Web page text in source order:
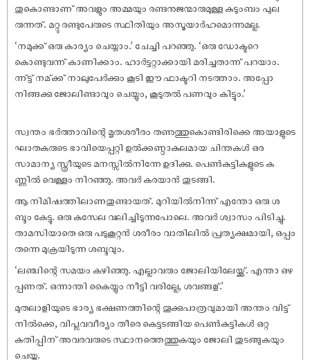
തുകൊണ്ടാണ് അവളും അമ്മയും രണ്ടനുജന്മാരുമുള്ള കുടുംബം പുല
രുന്നത്. മറ്റു രണ്ടുപേരുടെ സ്ഥിതിയും അസൂയാർഹമൊന്നുമല്ല.
‘നമുക്ക് ഒരു കാര്യം ചെയ്യാം.’ ചേച്ചി പറഞ്ഞു. ‘ഒരു ഡോക്ടറെ
കൊണ്ടുവന്ന് കാണിക്കാം. ഹാർട്ടറ്റാക്കായി മരിച്ചതാന്ന് പറയാം.
ന്ന്ട്ട് നമ്ക്ക് നാലുപേർക്കും കൂടി ഈ ഫാക്ടറി നടത്താം. അപ്പോ
നിങ്ങക്കു ജോലിണ്ടാവും ചെയ്യും, കൂടുതൽ പണവും കിട്ടും.’
സ്വന്തം ഭർത്താവിന്റെ മൃതശരീരം തണുത്തുകൊണ്ടിരിക്കെ അയാളുടെ
ഘാതകരുടെ ഭാവിയെപ്പറ്റി ഉൽക്കണ്ഠാകുലമായ ചിന്തകൾ ഒര
സാമാന്യ സ്ത്രീയുടെ മനസ്സിൽനിന്നേ ഉദിക്കു. പെൺകുട്ടികളുടെ ക
ണ്ണിൽ വെള്ളം നിറഞ്ഞു. അവർ കരയാൻ തുടങ്ങി.
ആ നിമിഷത്തിലാണതുണ്ടായത്. മുറിയിൽനിന്ന് എന്തോ ഒരു ശ
ബ്ദം കേട്ടു. ഒരു കസേല വലിച്ചിടുന്നപോലെ. അവർ ശ്വാസം പിടിച്ചു.
താമസിയാതെ ഒരു പടുകൂറ്റൻ ശരീരം വാതിലിൽ പ്രത്യക്ഷമായി, ഒപ്പം
തന്നെ മുക്രയിടുന്ന ശബ്ദവും.
‘ലഞ്ചിന്റെ സമയം കഴിഞ്ഞു. എല്ലാവരും ജോലിയിലേയ്ക്ക്. എന്താ ഒഴ
പ്പണത്. ഒന്നാന്തി കൈയ്യും നീട്ടി വരില്ലേ, ശവങ്ങള്.’
മുതലാളിയുടെ ഭാര്യ ഭക്ഷണത്തിന്റെ തൂക്കുപാത്രവുമായി അന്തം വിട്ട്
നിൽക്കെ, വിപ്ലവവീര്യം തീരെ കെട്ടടങ്ങിയ പെൺകുട്ടികൾ ഒറ്റ
കുതിപ്പിന് അവരവരുടെ സ്ഥാനത്തെത്തുകയും ജോലി തുടങ്ങുകയും
ചെയ്തു.